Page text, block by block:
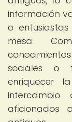
información
o
mesa.
sociales o
enriquecer
aficionados